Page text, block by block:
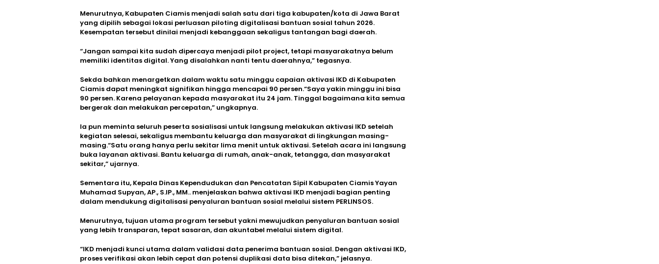
Menurutnya, Kabupaten Ciamis menjadi salah satu dari tiga kabupaten/kota di Jawa Barat
yang dipilih sebagai lokasi perluasan piloting digitalisasi bantuan sosial tahun 2026.
Kesempatan tersebut dinilai menjadi kebanggaan sekaligus tantangan bagi daerah.
“Jangan sampai kita sudah dipercaya menjadi pilot project, tetapi masyarakatnya belum
memiliki identitas digital. Yang disalahkan nanti tentu daerahnya,” tegasnya.
Sekda bahkan menargetkan dalam waktu satu minggu capaian aktivasi IKD di Kabupaten
Ciamis dapat meningkat signifikan hingga mencapai 90 persen.“Saya yakin minggu ini bisa
90 persen. Karena pelayanan kepada masyarakat itu 24 jam. Tinggal bagaimana kita semua
bergerak dan melakukan percepatan,” ungkapnya.
Ia pun meminta seluruh peserta sosialisasi untuk langsung melakukan aktivasi IKD setelah
kegiatan selesai, sekaligus membantu keluarga dan masyarakat di lingkungan masing-
masing.“Satu orang hanya perlu sekitar lima menit untuk aktivasi. Setelah acara ini langsung
buka layanan aktivasi. Bantu keluarga di rumah, anak-anak, tetangga, dan masyarakat
sekitar,” ujarnya.
Sementara itu, Kepala Dinas Kependudukan dan Pencatatan Sipil Kabupaten Ciamis Yayan
Muhamad Supyan, AP., S.IP., MM.. menjelaskan bahwa aktivasi IKD menjadi bagian penting
dalam mendukung digitalisasi penyaluran bantuan sosial melalui sistem PERLINSOS.
Menurutnya, tujuan utama program tersebut yakni mewujudkan penyaluran bantuan sosial
yang lebih transparan, tepat sasaran, dan akuntabel melalui sistem digital.
“IKD menjadi kunci utama dalam validasi data penerima bantuan sosial. Dengan aktivasi IKD,
proses verifikasi akan lebih cepat dan potensi duplikasi data bisa ditekan,” jelasnya.